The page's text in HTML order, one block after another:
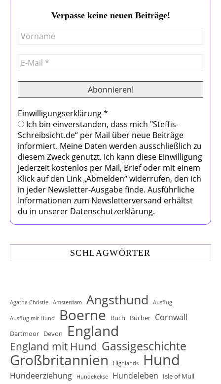
Verpasse keine neuen Beiträge!
Einwilligungserklärung*
Ich bin einverstanden, dass mich "Steffis-
Schreibsicht.de“ per Mail über neue Beiträge
informiert. Meine Daten werden ausschließlich zu
diesem Zweck genutzt. Ich kann diese Einwilligung
jederzeit kostenlos per Mail, Brief oder mit einem
Klick auf den Link „Abmelden“ widerrufen, den ich
in jeder Newsletter-Ausgabe finde. Ausführliche
Informationen zum Newsletterversand erhältst
du in unserer Datenschutzerklärung.
SCHLAGWÖRTER
Agatha Christie Amsterdam Angsthund Ausflug
Ausflug mit Hund Boerne Buch Bücher Cornwall
Dartmoor Devon England
England mit Hund Gassigeschichte
Großbritannien Highlands Hund
Hundeerziehung Hundekekse Hundeleben Isle of Mull